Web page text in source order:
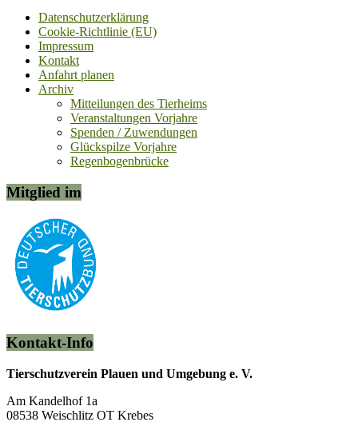
Datenschutzerklärung
Cookie-Richtlinie (EU)
Impressum
Kontakt
Anfahrt planen
Archiv
Mitteilungen des Tierheims
Veranstaltungen Vorjahre
Spenden / Zuwendungen
Glückspilze Vorjahre
Regenbogenbrücke
Mitglied im
Kontakt-Info
Tierschutzverein Plauen und Umgebung e. V.
Am Kandelhof 1a
08538 Weischlitz OT Krebes